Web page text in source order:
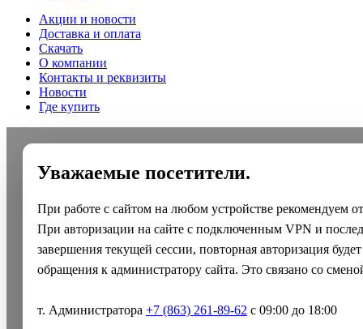
Акции и новости
Доставка и оплата
Скачать
О компании
Контакты и реквизиты
Новости
Где купить
Уважаемые посетители.
При работе с сайтом на любом устройстве рекомендуем
При авторизации на сайте с подключенным VPN и
завершения текущей сессии, повторная авторизация
обращения к администратору сайта. Это связано со
т. Администратора +7 (863) 261-89-62 с 09:00 до 18:00